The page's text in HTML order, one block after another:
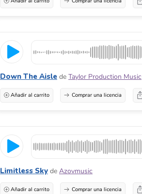
Down The Aisle de Taylor Production Music
Añadir al carrito Comprar una licencia
Limitless Sky de Azovmusic
Añadir al carrito Comprar una licencia